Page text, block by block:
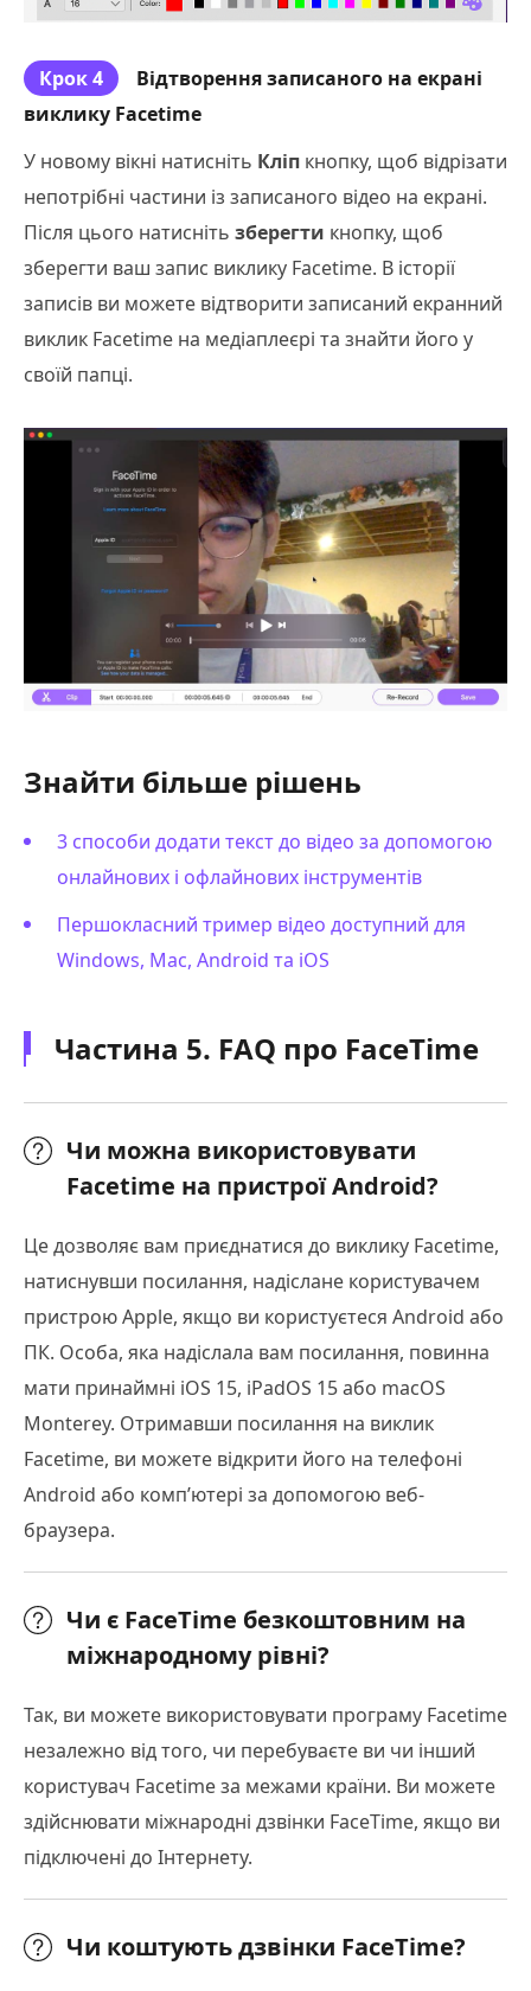
Крок 4
Відтворення записаного на екрані
виклику Facetime
У новому вікні натисніть Кліп кнопку, щоб відрізати
непотрібні частини із записаного відео на екрані.
Після цього натисніть зберегти кнопку, щоб
зберегти ваш запис виклику Facetime. В історії
записів ви можете відтворити записаний екранний
виклик Facetime на медіаплеєрі та знайти його у
своїй папці.
Знайти більше рішень
3 способи додати текст до відео за допомогою
онлайнових і офлайнових інструментів
Першокласний тример відео доступний для
Windows, Mac, Android та iOS
Частина 5. FAQ про FaceTime
Чи можна використовувати
Facetime на пристрої Android?
Це дозволяє вам приєднатися до виклику Facetime,
натиснувши посилання, надіслане користувачем
пристрою Apple, якщо ви користуєтеся Android або
ПК. Особа, яка надіслала вам посилання, повинна
мати принаймні iOS 15, iPadOS 15 або macOS
Monterey. Отримавши посилання на виклик
Facetime, ви можете відкрити його на телефоні
Android або комп’ютері за допомогою веб-
браузера.
Чи є FaceTime безкоштовним на
міжнародному рівні?
Так, ви можете використовувати програму Facetime
незалежно від того, чи перебуваєте ви чи інший
користувач Facetime за межами країни. Ви можете
здійснювати міжнародні дзвінки FaceTime, якщо ви
підключені до Інтернету.
Чи коштують дзвінки FaceTime?